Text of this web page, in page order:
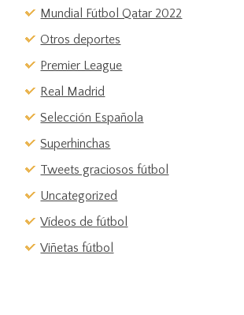
Mundial Fútbol Qatar 2022
Otros deportes
Premier League
Real Madrid
Selección Española
Superhinchas
Tweets graciosos fútbol
Uncategorized
Vídeos de fútbol
Viñetas fútbol